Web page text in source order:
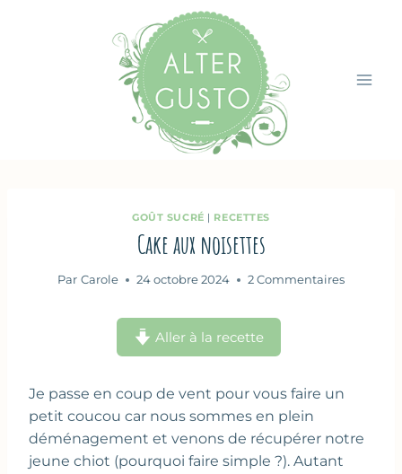
GOÛT SUCRÉ | RECETTES
Cake aux noisettes
Par Carole 24 octobre 2024 2 Commentaires
Aller à la recette
Je passe en coup de vent pour vous faire un
petit coucou car nous sommes en plein
déménagement et venons de récupérer notre
jeune chiot (pourquoi faire simple ?). Autant